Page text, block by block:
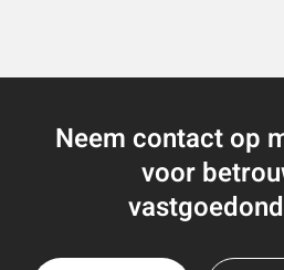
Neem contact op
voor